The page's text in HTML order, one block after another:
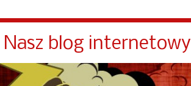
Nasz blog internetowy